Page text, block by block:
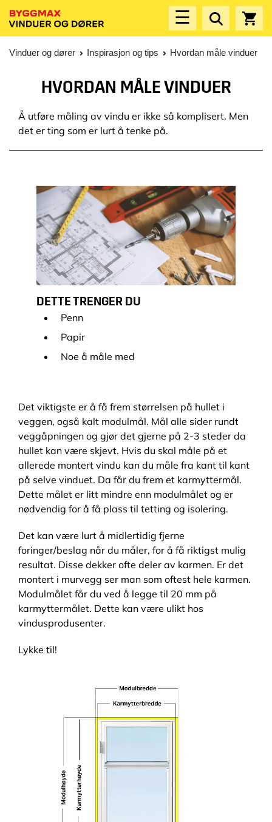
☰
Vinduer og dører Inspirasjon og tips Hvordan måle vinduer
HVORDAN MÅLE VINDUER
Å utføre måling av vindu er ikke så komplisert. Men
det er ting som er lurt å tenke på.
DETTE TRENGER DU
Penn
Papir
Noe å måle med
Det viktigste er å få frem størrelsen på hullet i
veggen, også kalt modulmål. Mål alle sider rundt
veggåpningen og gjør det gjerne på 2-3 steder da
hullet kan være skjevt. Hvis du skal måle på et
allerede montert vindu kan du måle fra kant til kant
på selve vinduet. Da får du frem et karmyttermål.
Dette målet er litt mindre enn modulmålet og er
nødvendig for å få plass til tetting og isolering.
Det kan være lurt å midlertidig fjerne
foringer/beslag når du måler, for å få riktigst mulig
resultat. Disse dekker ofte deler av karmen. Er det
montert i murvegg ser man som oftest hele karmen.
Modulmålet får du ved å legge til 20 mm på
karmyttermålet. Dette kan være ulikt hos
vindusprodusenter.
Lykke til!